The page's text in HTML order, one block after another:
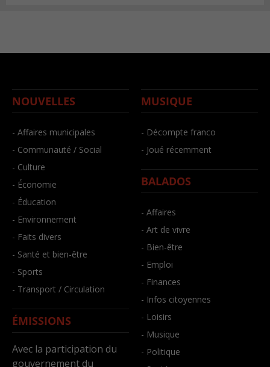
NOUVELLES
- Affaires municipales
- Communauté / Social
- Culture
- Économie
- Éducation
- Environnement
- Faits divers
- Santé et bien-être
- Sports
- Transport / Circulation
ÉMISSIONS
Avec la participation du
gouvernement du
MUSIQUE
- Décompte franco
- Joué récemment
BALADOS
- Affaires
- Art de vivre
- Bien-être
- Emploi
- Finances
- Infos citoyennes
- Loisirs
- Musique
- Politique